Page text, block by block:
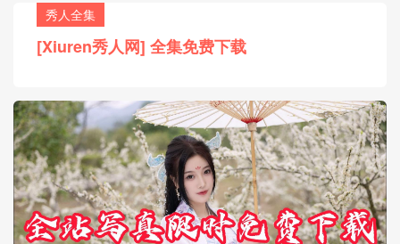
秀人全集
[Xiuren秀人网] 全集免费下载